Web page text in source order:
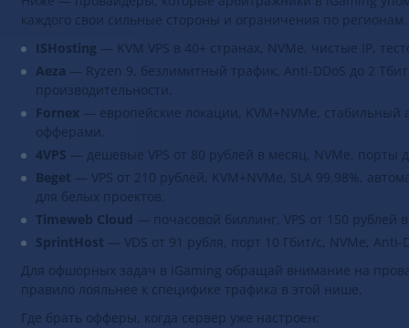
каждого свои сильные стороны и ограничения по регионам.
ISHosting — KVM VPS в 40+ странах, NVMe, чистые IP,
Aeza — Ryzen 9, безлимитный трафик, Anti-DDoS до 2
производительности.
Fornex — европейские локации, KVM+NVMe,
офферами.
4VPS — дешевые VPS от 80 рублей в месяц, NVMe, порты
Beget — VPS от 210 рублей, KVM+NVMe, SLA 99,98%,
для белых проектов.
Timeweb Cloud — почасовой биллинг, VPS от 150
SprintHost — VDS от 91 рубля, порт 10 Гбит/с, NVMe,
Для офшорных задач в iGaming обращай внимание на
правило лояльнее к специфике трафика в этой нише.
Где брать офферы, когда сервер уже настроен: